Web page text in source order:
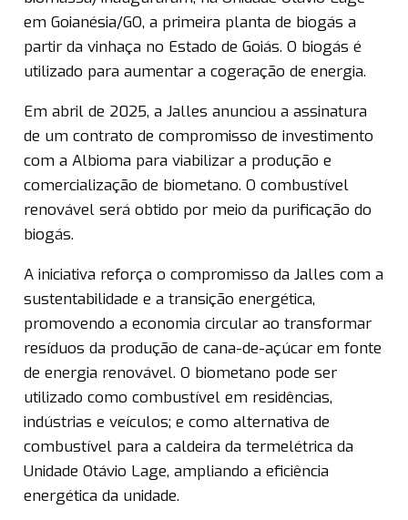
em Goianésia/GO, a primeira planta de biogás a
partir da vinhaça no Estado de Goiás. O biogás é
utilizado para aumentar a cogeração de energia.
Em abril de 2025, a Jalles anunciou a assinatura
de um contrato de compromisso de investimento
com a Albioma para viabilizar a produção e
comercialização de biometano. O combustível
renovável será obtido por meio da purificação do
biogás.
A iniciativa reforça o compromisso da Jalles com a
sustentabilidade e a transição energética,
promovendo a economia circular ao transformar
resíduos da produção de cana-de-açúcar em fonte
de energia renovável. O biometano pode ser
utilizado como combustível em residências,
indústrias e veículos; e como alternativa de
combustível para a caldeira da termelétrica da
Unidade Otávio Lage, ampliando a eficiência
energética da unidade.